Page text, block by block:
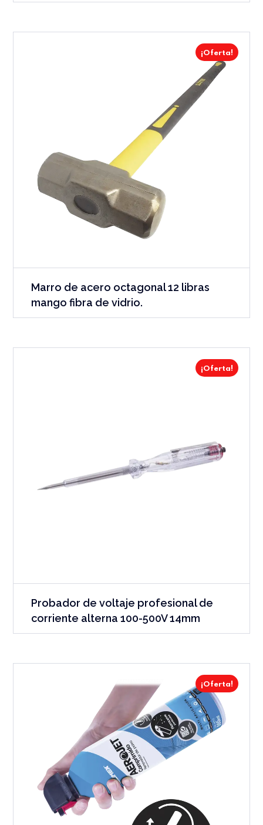
¡Oferta!
Marro de acero octagonal 12 libras
mango fibra de vidrio.
¡Oferta!
Probador de voltaje profesional de
corriente alterna 100-500V 14mm
¡Oferta!